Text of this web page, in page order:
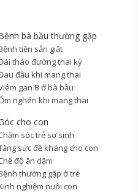
bà bầu thường gặp
tiền sản giật
tháo đường thai kỳ
đầu khi mang thai
gan B ở bà bầu
nghén khi mang thai
cho con
sóc trẻ sơ sinh
sức đề kháng cho con
độ ăn dặm
thường gặp ở trẻ
nghiệm nuôi con